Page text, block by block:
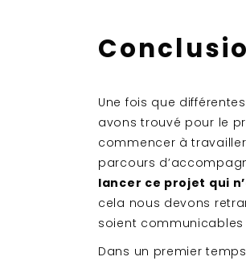
Une fois que
avons trouvé pour le
commencer à
parcours
lancer ce projet qui
cela nous devons
soient
Dans un premier